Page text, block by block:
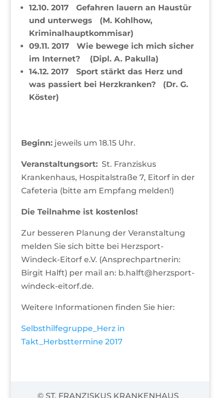
12.10. 2017 Gefahren lauern an Haustür
und unterwegs (M. Kohlhow,
Kriminalhauptkommisar)
09.11. 2017 Wie bewege ich mich sicher
im Internet? (Dipl. A. Pakulla)
14.12. 2017 Sport stärkt das Herz und
was passiert bei Herzkranken? (Dr. G.
Köster)
Beginn:jeweils um 18.15 Uhr.
Veranstaltungsort:St. Franziskus
Krankenhaus, Hospitalstraße 7, Eitorf in der
Cafeteria (bitte am Empfang melden!)
Die Teilnahme ist kostenlos!
Zur besseren Planung der Veranstaltung
melden Sie sich bitte bei Herzsport-
Windeck-Eitorf e.V. (Ansprechpartnerin:
Birgit Halft) per mail an: b.halft@herzsport-
windeck-eitorf.de.
Weitere Informationen finden Sie hier:
Selbsthilfegruppe_Herz in
Takt_Herbsttermine 2017
© ST. FRANZISKUS KRANKENHAUS